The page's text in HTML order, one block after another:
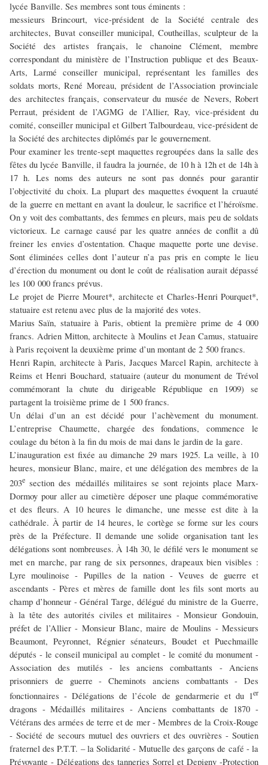
lycée Banville. Ses membres sont tous éminents :
messieurs Brincourt, vice-président de la Société centrale des
architectes, Buvat conseiller municipal, Coutheillas, sculpteur de la
Société des artistes français, le chanoine Clément, membre
correspondant du ministère de l’Instruction publique et des Beaux-
Arts, Larmé conseiller municipal, représentant les familles des
soldats morts, René Moreau, président de l’Association provinciale
des architectes français, conservateur du musée de Nevers, Robert
Perraut, président de l’AGMG de l’Allier, Ray, vice-président du
comité, conseiller municipal et Gilbert Talbourdeau, vice-président de
la Société des architectes diplômés par le gouvernement.
Pour examiner les trente-sept maquettes regroupées dans la salle des
fêtes du lycée Banville, il faudra la journée, de 10 h à 12h et de 14h à
17 h. Les noms des auteurs ne sont pas donnés pour garantir
l’objectivité du choix. La plupart des maquettes évoquent la cruauté
de la guerre en mettant en avant la douleur, le sacrifice et l’héroïsme.
On y voit des combattants, des femmes en pleurs, mais peu de soldats
victorieux. Le carnage causé par les quatre années de conflit a dû
freiner les envies d’ostentation. Chaque maquette porte une devise.
Sont éliminées celles dont l’auteur n’a pas pris en compte le lieu
d’érection du monument ou dont le coût de réalisation aurait dépassé
les 100 000 francs prévus.
Le projet de Pierre Mouret*, architecte et Charles-Henri Pourquet*,
statuaire est retenu avec plus de la majorité des votes.
Marius Saïn, statuaire à Paris, obtient la première prime de 4 000
francs. Adrien Mitton, architecte à Moulins et Jean Camus, statuaire
à Paris reçoivent la deuxième prime d’un montant de 2 500 francs.
Henri Rapin, architecte à Paris, Jacques Marcel Rapin, architecte à
Reims et Henri Bouchard, statuaire (auteur du monument de Trévol
commémorant la chute du dirigeable République en 1909) se
partagent la troisième prime de 1 500 francs.
Un délai d’un an est décidé pour l’achèvement du monument.
L’entreprise Chaumette, chargée des fondations, commence le
coulage du béton à la fin du mois de mai dans le jardin de la gare.
L’inauguration est fixée au dimanche 29 mars 1925. La veille, à 10
heures, monsieur Blanc, maire, et une délégation des membres de la
203e section des médaillés militaires se sont rejoints place Marx-
Dormoy pour aller au cimetière déposer une plaque commémorative
et des fleurs. A 10 heures le dimanche, une messe est dite à la
cathédrale. À partir de 14 heures, le cortège se forme sur les cours
près de la Préfecture. Il demande une solide organisation tant les
délégations sont nombreuses. À 14h 30, le défilé vers le monument se
met en marche, par rang de six personnes, drapeaux bien visibles :
Lyre moulinoise - Pupilles de la nation - Veuves de guerre et
ascendants - Pères et mères de famille dont les fils sont morts au
champ d’honneur - Général Targe, délégué du ministre de la Guerre,
à la tête des autorités civiles et militaires - Monsieur Gondouin,
préfet de l’Allier - Monsieur Blanc, maire de Moulins - Messieurs
Beaumont, Peyronnet, Régnier sénateurs, Boudet et Puechmaille
députés - le conseil municipal au complet - le comité du monument -
Association des mutilés - les anciens combattants - Anciens
prisonniers de guerre - Cheminots anciens combattants - Des
fonctionnaires - Délégations de l’école de gendarmerie et du 1er
dragons - Médaillés militaires - Anciens combattants de 1870 -
Vétérans des armées de terre et de mer - Membres de la Croix-Rouge
- Société de secours mutuel des ouvriers et des ouvrières - Soutien
fraternel des P.T.T. – la Solidarité - Mutuelle des garçons de café - la
Prévoyante - Délégations des tanneries Sorrel et Depigny -Protection